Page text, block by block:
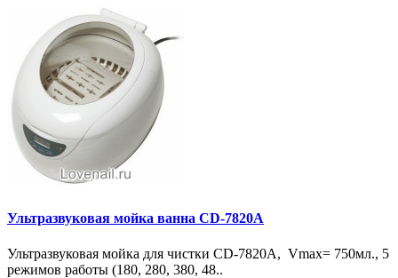
Ультразвуковая мойка ванна CD-7820A
Ультразвуковая мойка для чистки CD-7820А, Vmax= 750мл., 5
режимов работы (180, 280, 380, 48..